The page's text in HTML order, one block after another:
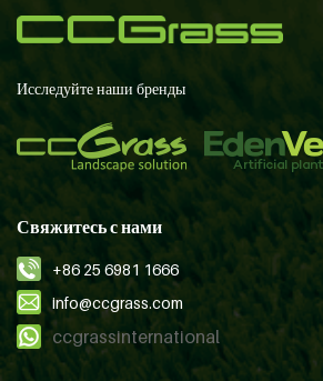
Исследуйте наши бренды
Свяжитесь с нами
+86 25 6981 1666
info@ccgrass.com
ccgrassinternational